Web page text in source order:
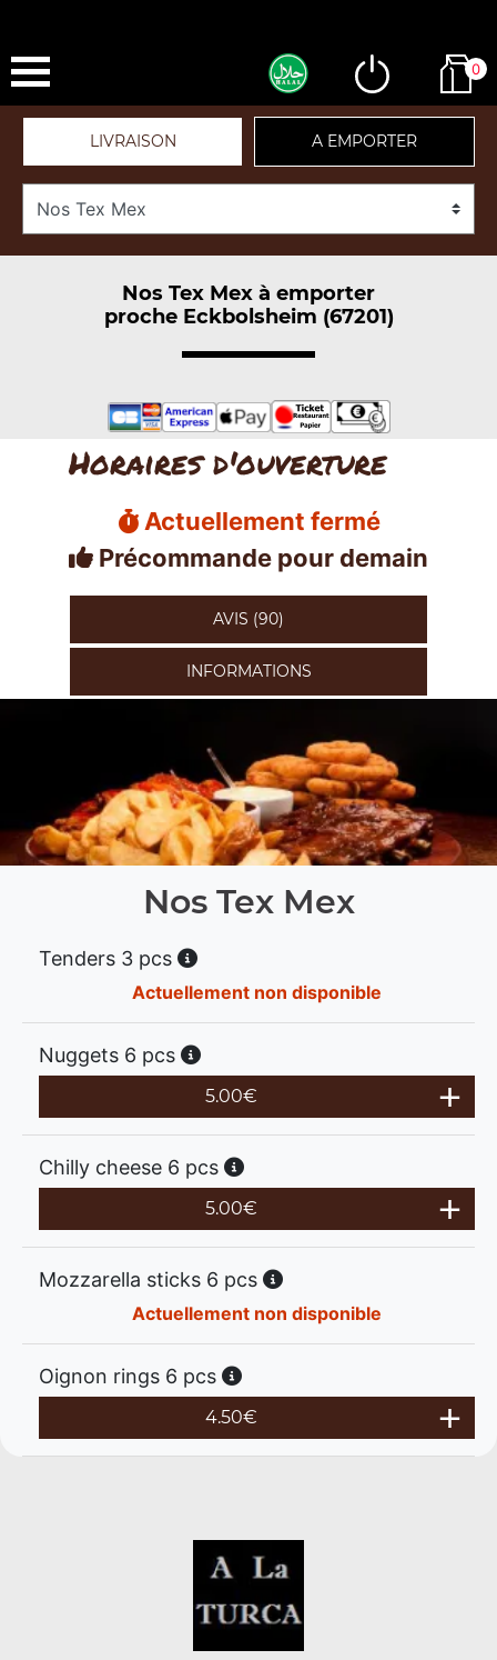
0
LIVRAISON A EMPORTER
Nos Tex Mex à emporter
proche Eckbolsheim (67201)
Horaires d'ouverture
Actuellement fermé
Précommande pour demain
AVIS (90)
INFORMATIONS
Nos Tex Mex
Tenders 3 pcs
Actuellement non disponible
Nuggets 6 pcs
5.00€
Chilly cheese 6 pcs
5.00€
Mozzarella sticks 6 pcs
Actuellement non disponible
Oignon rings 6 pcs
4.50€